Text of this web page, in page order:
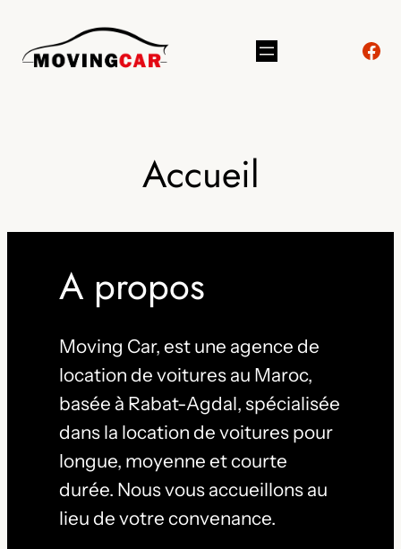
au
Accueil
A propos
Moving Car, est une agence de
location de voitures au Maroc,
basée à Rabat-Agdal, spécialisée
dans la location de voitures pour
longue, moyenne et courte
durée. Nous vous accueillons au
lieu de votre convenance.